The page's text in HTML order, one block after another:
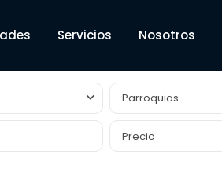
Servicios Nosotros
Parroquias
Precio